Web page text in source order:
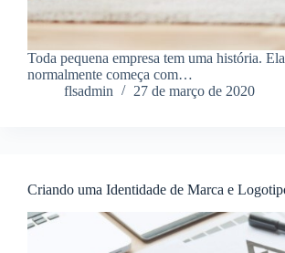
Toda pequena empresa tem uma história. Ela
normalmente começa com…
flsadmin
27 de março de 2020
Criando uma Identidade de Marca e